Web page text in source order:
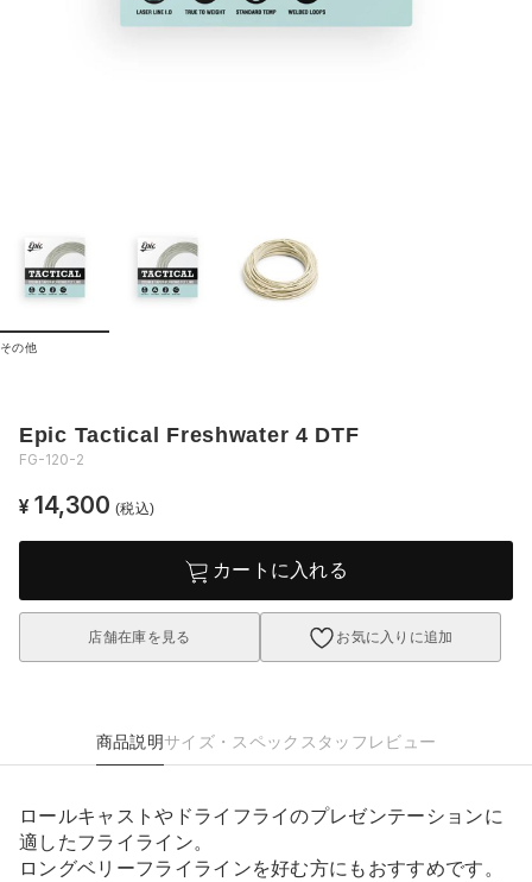
その他
Epic Tactical Freshwater 4 DTF
FG-120-2
¥ 14,300 (税込)
カートに入れる
店舗在庫を見る お気に入りに追加
商品説明サイズ・スペック スタッフレビュー
ロールキャストやドライフライのプレゼンテーションに
適したフライライン。
ロングベリーフライラインを好む方にもおすすめです。